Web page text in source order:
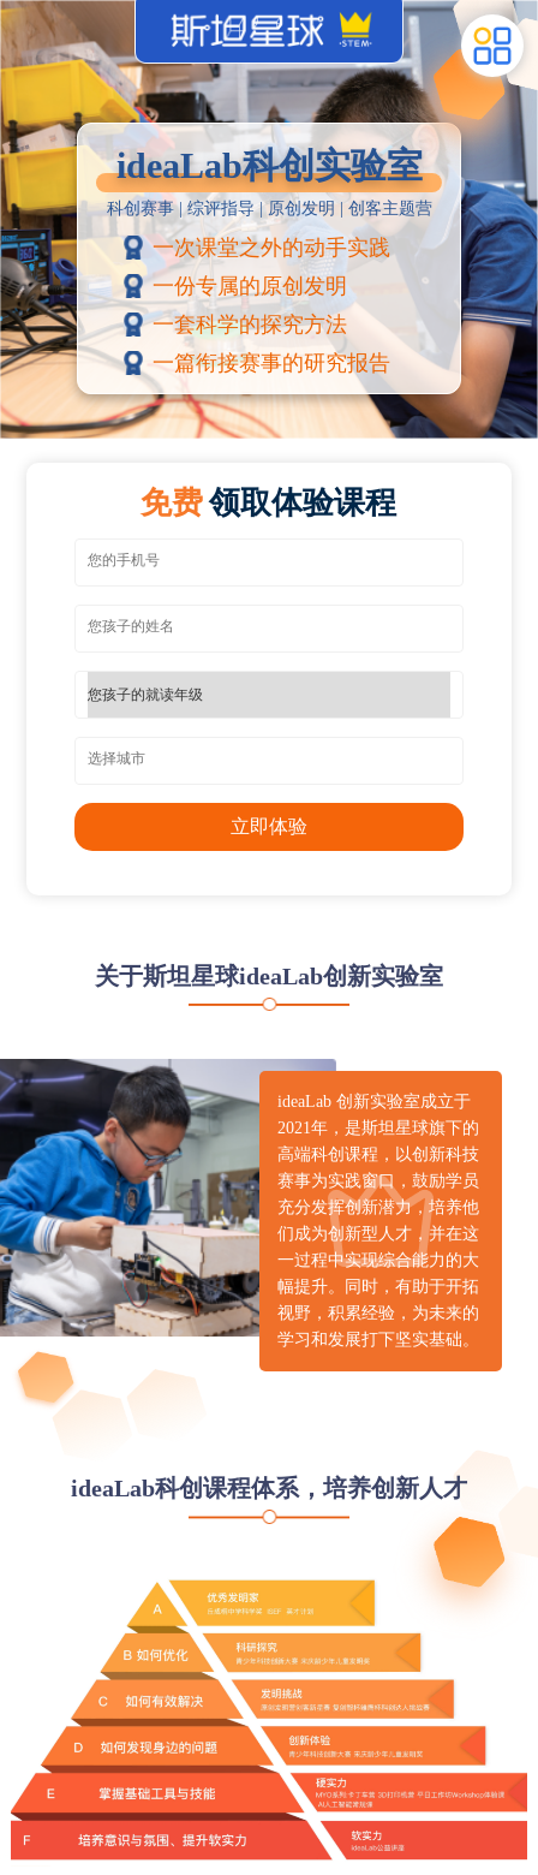
ideaLab科创实验室
科创赛事 | 综评指导 | 原创发明 | 创客主题营
一次课堂之外的动手实践
一份专属的原创发明
一套科学的探究方法
一篇衔接赛事的研究报告
免费领取体验课程
立即体验
关于斯坦星球ideaLab创新实验室
ideaLab 创新实验室成立于
2021年，是斯坦星球旗下的
高端科创课程，以创新科技
赛事为实践窗口，鼓励学员
充分发挥创新潜力，培养他
们成为创新型人才，并在这
一过程中实现综合能力的大
幅提升。同时，有助于开拓
视野，积累经验，为未来的
学习和发展打下坚实基础。
ideaLab科创课程体系，培养创新人才